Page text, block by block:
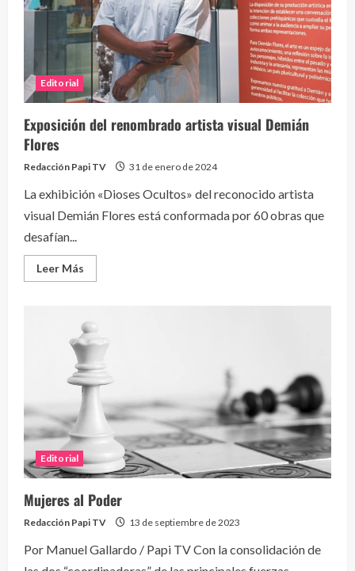
Editorial
Exposición del renombrado artista visual Demián
Flores
Redacción Papi TV 31 de enero de 2024
La exhibición «Dioses Ocultos» del reconocido artista
visual Demián Flores está conformada por 60 obras que
desafían...
Leer Más
más
del
renombrado
artista
Demián
Flores
Editorial
Mujeres al Poder
Redacción Papi TV 13 de septiembre de 2023
Por Manuel Gallardo / Papi TV Con la consolidación de